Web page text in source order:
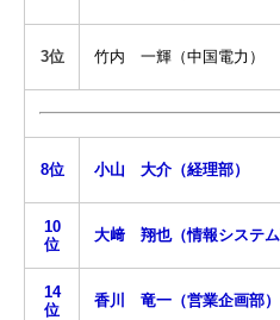
3位 竹内 一輝（中国電力）
8位 小山 大介（経理部）
10
位
大﨑 翔也（情報システム
14
位
香川 竜一（営業企画部）